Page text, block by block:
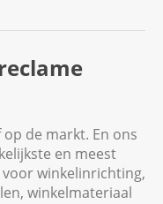
de markt. En ons
en meest
winkelinrichting,
winkelmateriaal